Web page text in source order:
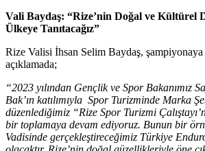
Vali Baydaş: “Rize’nin Doğal ve Kültürel
Ülkeye Tanıtacağız”
Rize Valisi İhsan Selim Baydaş, şampiyonaya
açıklamada;
“2023 yılından Gençlik ve Spor Bakanımız
Bak’ın katılımıyla Spor Turizminde Marka
düzenlediğimiz “Rize Spor Turizmi
bir toplamaya devam ediyoruz. Bunun bir
Vadisinde gerçekleştireceğimiz Türkiye